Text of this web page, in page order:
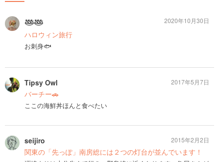
𓅸𓅸
ハロウィン旅行
お刺身🐟
2020年10月30日
Tipsy Owl
バーチー🚗
ここの海鮮丼ほんと食べたい
2017年5月7日
seijiro
関東の「先っぽ」南房総には２つの灯台が並んでいます！
2015年2月2日